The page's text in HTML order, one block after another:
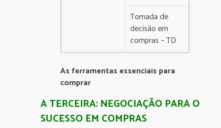
Tomada de
decisão em
compras – TD
As ferramentas essenciais para
comprar
A TERCEIRA: NEGOCIAÇÃO PARA O
SUCESSO EM COMPRAS